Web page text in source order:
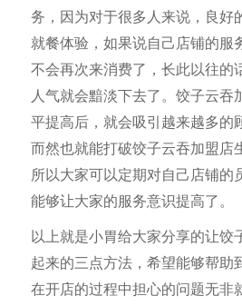
务，因为对于很多人来说，良好
就餐体验，如果说自己店铺的服
不会再次来消费了，长此以往的
人气就会黯淡下去了。饺子云吞
平提高后，就会吸引越来越多的
而然也就能打破饺子云吞加盟店
所以大家可以定期对自己店铺的
能够让大家的服务意识提高了。
以上就是小胃给大家分享的让饺
起来的三点方法，希望能够帮助
在开店的过程中担心的问题无非